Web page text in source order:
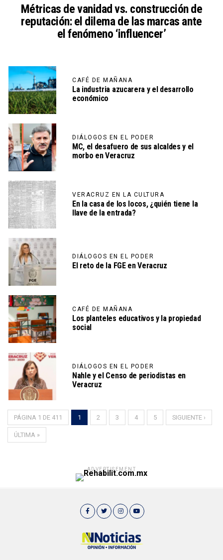
Métricas de vanidad vs. construcción de
reputación: el dilema de las marcas ante
el fenómeno ‘influencer’
CAFÉ DE MAÑANA
La industria azucarera y el desarrollo
económico
DIÁLOGOS EN EL PODER
MC, el desafuero de sus alcaldes y el
morbo en Veracruz
VERACRUZ EN LA CULTURA
En la casa de los locos, ¿quién tiene la
llave de la entrada?
DIÁLOGOS EN EL PODER
El reto de la FGE en Veracruz
CAFÉ DE MAÑANA
Los planteles educativos y la propiedad
social
DIÁLOGOS EN EL PODER
Nahle y el Censo de periodistas en
Veracruz
PÁGINA 1 DE 411 1 2 3 4 5 SIGUIENTE ›
ÚLTIMA »
ADVERTISEMENT